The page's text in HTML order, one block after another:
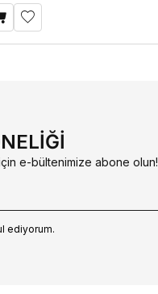
e-bültenimize abone olun!
ediyorum.